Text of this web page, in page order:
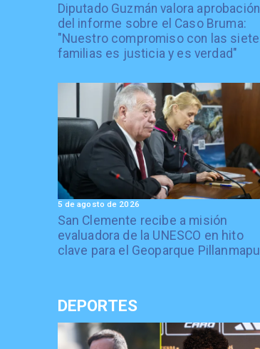
Diputado Guzmán valora aprobación
del informe sobre el Caso Bruma:
"Nuestro compromiso con las siete
familias es justicia y es verdad"
San Clemente recibe a misión
evaluadora de la UNESCO en hito
clave para el Geoparque Pillanmapu
5 de agosto de 2026
DEPORTES